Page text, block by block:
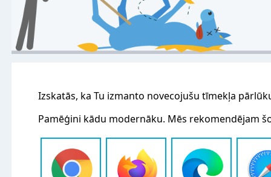
Izskatās, ka Tu izmanto novecojušu tīmekļa
Pamēģini kādu modernāku. Mēs rekomendējam